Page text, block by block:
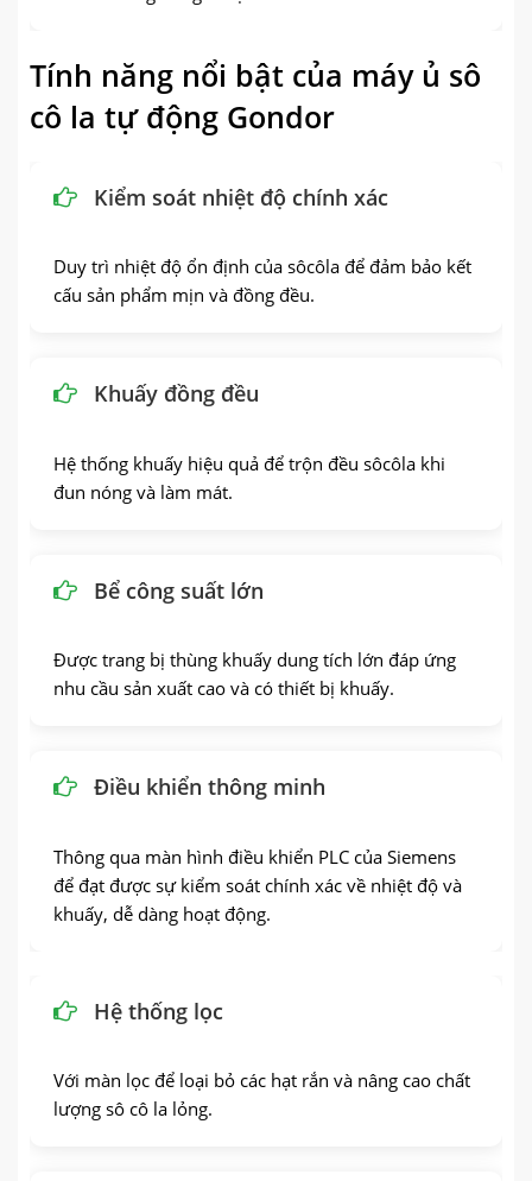
Tính năng nổi bật của máy ủ sô
cô la tự động Gondor
Kiểm soát nhiệt độ chính xác
Duy trì nhiệt độ ổn định của sôcôla để đảm bảo kết
cấu sản phẩm mịn và đồng đều.
Khuấy đồng đều
Hệ thống khuấy hiệu quả để trộn đều sôcôla khi
đun nóng và làm mát.
Bể công suất lớn
Được trang bị thùng khuấy dung tích lớn đáp ứng
nhu cầu sản xuất cao và có thiết bị khuấy.
Điều khiển thông minh
Thông qua màn hình điều khiển PLC của Siemens
để đạt được sự kiểm soát chính xác về nhiệt độ và
khuấy, dễ dàng hoạt động.
Hệ thống lọc
Với màn lọc để loại bỏ các hạt rắn và nâng cao chất
lượng sô cô la lỏng.